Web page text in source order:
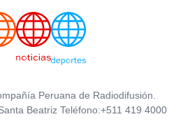
Peruana de Radiodifusión.
Beatriz Teléfono:+511 419 4000